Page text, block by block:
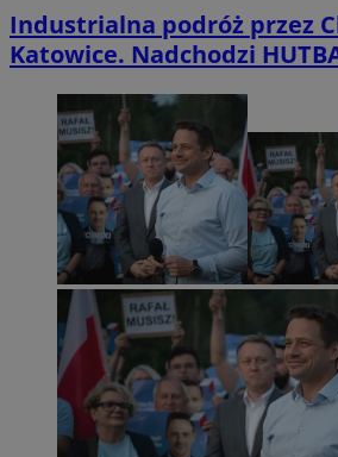
Industrialna podróż przez
Katowice. Nadchodzi